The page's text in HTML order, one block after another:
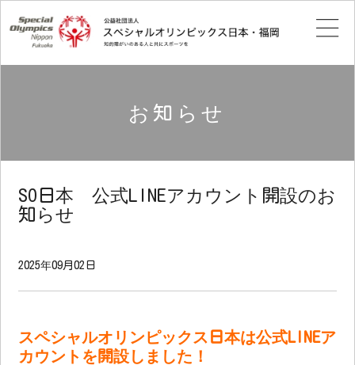
お知らせ
SO日本 公式LINEアカウント開設のお
知らせ
2025年09月02日
スペシャルオリンピックス日本は公式LINEア
カウントを開設しました！